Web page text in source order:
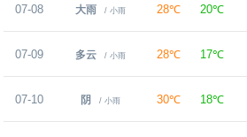
07-08 大雨 / 小雨 28℃ 20℃
07-09 多云 / 小雨 28℃ 17℃
07-10 阴 / 小雨 30℃ 18℃